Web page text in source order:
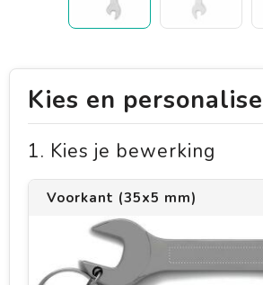
Kies en
1. Kies je bewerking
Voorkant (35x5 mm)